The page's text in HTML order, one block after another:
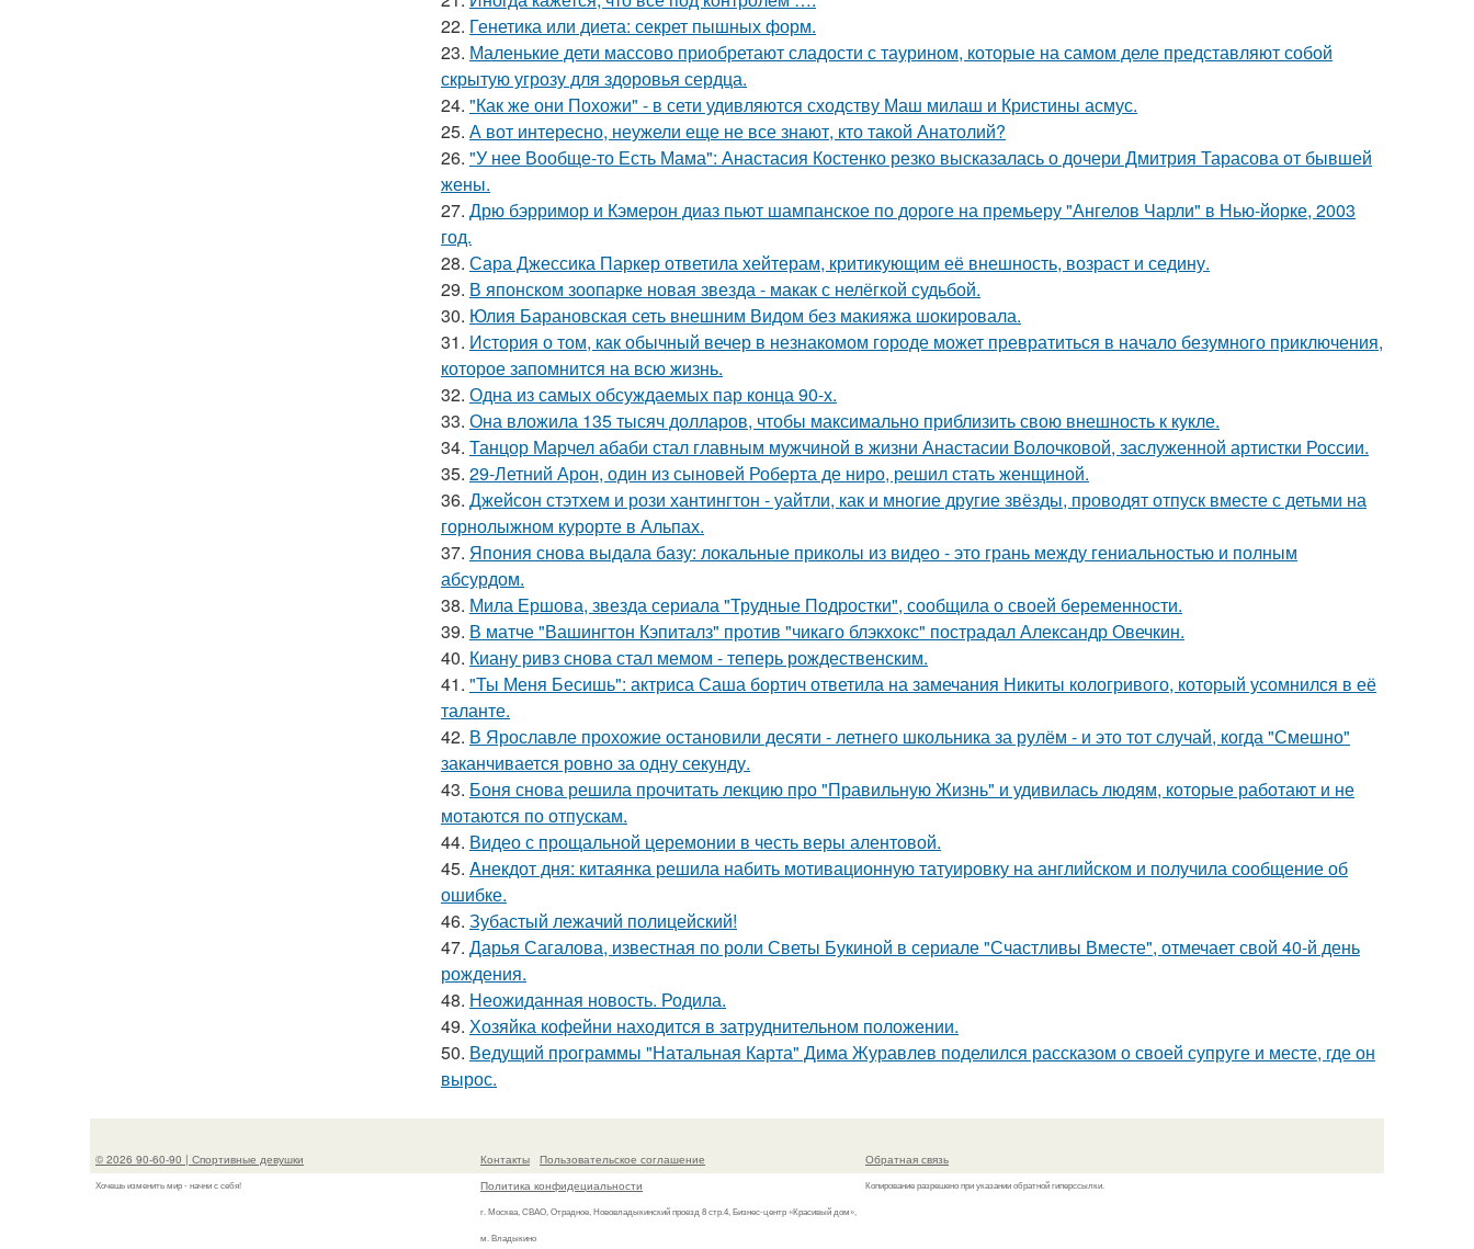
22. Генетика или диета: секрет пышных форм.
23. Маленькие дети массово приобретают сладости с таурином, которые на самом деле представляют собой
скрытую угрозу для здоровья сердца.
24. "Как же они Похожи" - в сети удивляются сходству Маш милаш и Кристины асмус.
25. А вот интересно, неужели еще не все знают, кто такой Анатолий?
26. "У нее Вообще-то Есть Мама": Анастасия Костенко резко высказалась о дочери Дмитрия Тарасова от бывшей
жены.
27. Дрю бэрримор и Кэмерон диаз пьют шампанское по дороге на премьеру "Ангелов Чарли" в Нью-йорке, 2003
год.
28. Сара Джессика Паркер ответила хейтерам, критикующим её внешность, возраст и седину.
29. В японском зоопарке новая звезда - макак с нелёгкой судьбой.
30. Юлия Барановская сеть внешним Видом без макияжа шокировала.
31. История о том, как обычный вечер в незнакомом городе может превратиться в начало безумного приключения,
которое запомнится на всю жизнь.
32. Одна из самых обсуждаемых пар конца 90-х.
33. Она вложила 135 тысяч долларов, чтобы максимально приблизить свою внешность к кукле.
34. Танцор Марчел абаби стал главным мужчиной в жизни Анастасии Волочковой, заслуженной артистки России.
35. 29-Летний Арон, один из сыновей Роберта де ниро, решил стать женщиной.
36. Джейсон стэтхем и рози хантингтон - уайтли, как и многие другие звёзды, проводят отпуск вместе с детьми на
горнолыжном курорте в Альпах.
37. Япония снова выдала базу: локальные приколы из видео - это грань между гениальностью и полным
абсурдом.
38. Мила Ершова, звезда сериала "Трудные Подростки", сообщила о своей беременности.
39. В матче "Вашингтон Кэпиталз" против "чикаго блэкхокс" пострадал Александр Овечкин.
40. Киану ривз снова стал мемом - теперь рождественским.
41. "Ты Меня Бесишь": актриса Саша бортич ответила на замечания Никиты кологривого, который усомнился в её
таланте.
42. В Ярославле прохожие остановили десяти - летнего школьника за рулём - и это тот случай, когда "Смешно"
заканчивается ровно за одну секунду.
43. Боня снова решила прочитать лекцию про "Правильную Жизнь" и удивилась людям, которые работают и не
мотаются по отпускам.
44. Видео с прощальной церемонии в честь веры алентовой.
45. Aнекдот дня: китаянка решила набить мотивационную татуировку на английском и получила сообщение об
ошибке.
46. Зубастый лежачий полицейский!
47. Дарья Сагалова, известная по роли Светы Букиной в сериале "Счастливы Вместе", отмечает свой 40-й день
рождения.
48. Неожиданная новость. Родила.
49. Хозяйка кофейни находится в затруднительном положении.
50. Ведущий программы "Натальная Карта" Дима Журавлев поделился рассказом о своей супруге и месте, где он
вырос.
© 2026 90-60-90 | Спортивные девушки
Хочешь изменить мир - начни с себя!
Контакты
Пользовательское соглашение
Политика конфидециальности
г. Москва, СВАО, Отрадное, Нововладыкинский проезд 8 стр.4, Бизнес-центр «Красивый дом»,
м. Владыкино
Обратная связь
Копирование разрешено при указании обратной гиперссылки.